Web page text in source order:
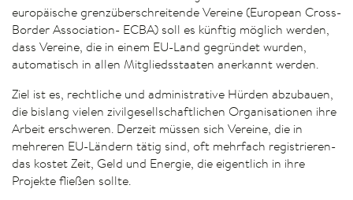
europäische grenzüberschreitende Vereine (European Cross-
Border Association- ECBA) soll es künftig möglich werden,
dass Vereine, die in einem EU-Land gegründet wurden,
automatisch in allen Mitgliedsstaaten anerkannt werden.
Ziel ist es, rechtliche und administrative Hürden abzubauen,
die bislang vielen zivilgesellschaftlichen Organisationen ihre
Arbeit erschweren. Derzeit müssen sich Vereine, die in
mehreren EU-Ländern tätig sind, oft mehrfach registrieren-
das kostet Zeit, Geld und Energie, die eigentlich in ihre
Projekte fließen sollte.